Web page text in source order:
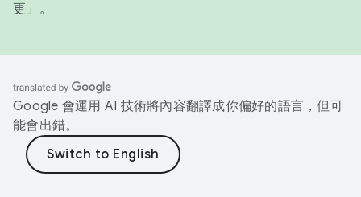
更 」。
Google 會運用 AI 技術將內容翻譯成你偏好的語言，但可
能會出錯。